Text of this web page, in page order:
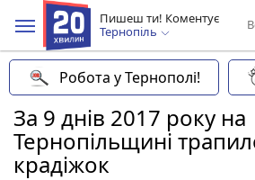
Пишеш ти! Коментує
Тернопіль
Робота у Тернополі!
За 9 днів 2017 року на
Тернопільщині
крадіжок